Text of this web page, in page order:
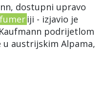
dostupni upravo
iji - izjavio je
podrijetlom
u austrijskim Alpama,